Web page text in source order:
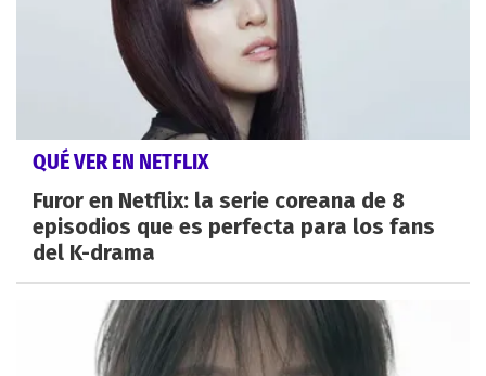
QUÉ VER EN NETFLIX
Furor en Netflix: la serie coreana de 8
episodios que es perfecta para los fans
del K-drama